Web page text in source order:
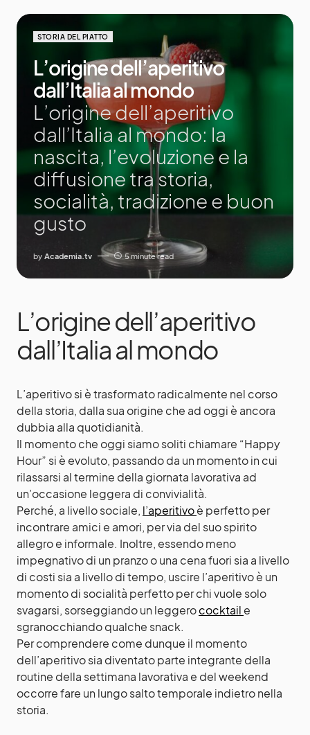
STORIA DEL PIATTO
L’origine dell’aperitivo
dall’Italia al mondo
L’origine dell’aperitivo
dall’Italia al mondo: la
nascita, l’evoluzione e la
diffusione tra storia,
socialità, tradizione e buon
gusto
by Academia.tv 5 minute read
L’origine dell’aperitivo
dall’Italia al mondo
L’aperitivo si è trasformato radicalmente nel corso
della storia, dalla sua origine che ad oggi è ancora
dubbia alla quotidianità.
Il momento che oggi siamo soliti chiamare “Happy
Hour” si è evoluto, passando da un momento in cui
rilassarsi al termine della giornata lavorativa ad
un’occasione leggera di convivialità.
Perché, a livello sociale, l’aperitivoè perfetto per
incontrare amici e amori, per via del suo spirito
allegro e informale. Inoltre, essendo meno
impegnativo di un pranzo o una cena fuori sia a livello
di costi sia a livello di tempo, uscire l’aperitivo è un
momento di socialità perfetto per chi vuole solo
svagarsi, sorseggiando un leggerococktail e
sgranocchiando qualche snack.
Per comprendere come dunque il momento
dell’aperitivo sia diventato parte integrante della
routine della settimana lavorativa e del weekend
occorre fare un lungo salto temporale indietro nella
storia.